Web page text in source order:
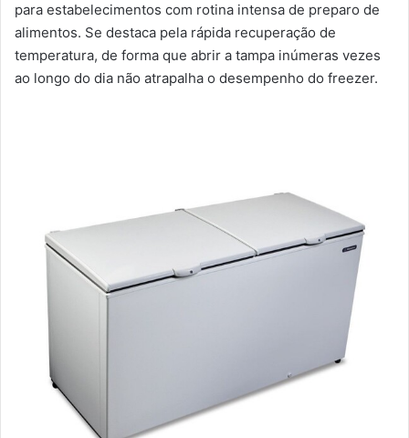
para estabelecimentos com rotina intensa de preparo de
alimentos. Se destaca pela rápida recuperação de
temperatura, de forma que abrir a tampa inúmeras vezes
ao longo do dia não atrapalha o desempenho do freezer.